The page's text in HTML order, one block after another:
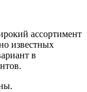
ассортимент
известных
в